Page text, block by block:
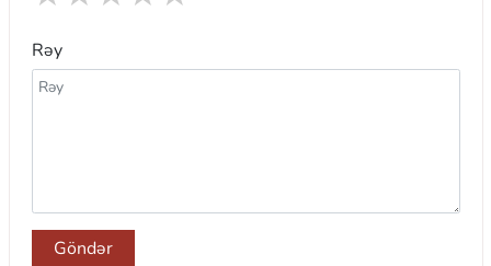
Rəy
Göndər